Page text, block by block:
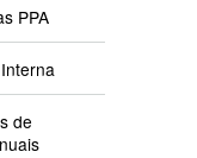
PPA
de